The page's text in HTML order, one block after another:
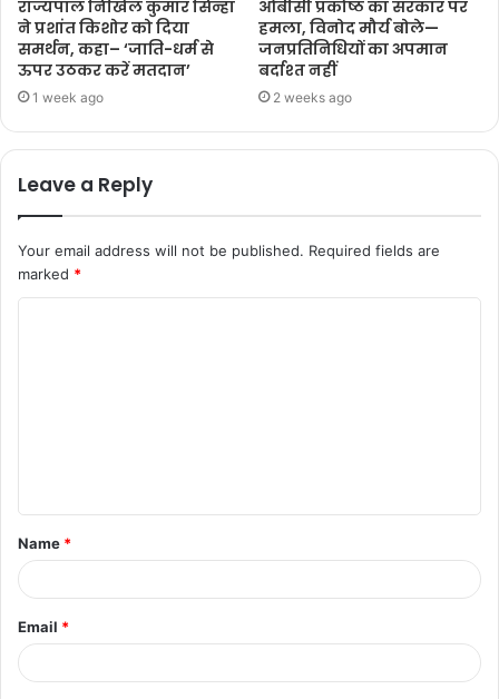
राज्यपाल निखिल कुमार सिन्हा
ने प्रशांत किशोर को दिया
समर्थन, कहा– ‘जाति-धर्म से
ऊपर उठकर करें मतदान’
1 week ago
ओबीसी प्रकोष्ठ का सरकार पर
हमला, विनोद मौर्य बोले—
जनप्रतिनिधियों का अपमान
बर्दाश्त नहीं
2 weeks ago
Leave a Reply
Your email address will not be published. Required fields are
marked *
Name *
Email *